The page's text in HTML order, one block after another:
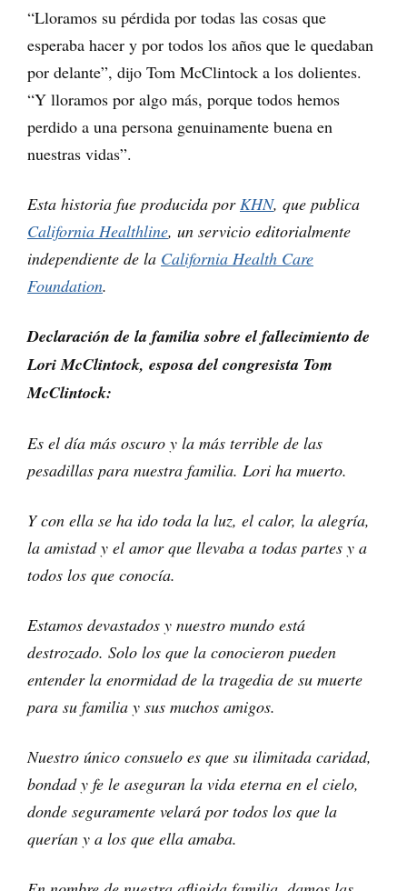
“Lloramos su pérdida por todas las cosas que
esperaba hacer y por todos los años que le quedaban
por delante”, dijo Tom McClintock a los dolientes.
“Y lloramos por algo más, porque todos hemos
perdido a una persona genuinamente buena en
nuestras vidas”.
Esta historia fue producida porKHN, que publica
California Healthline, un servicio editorialmente
independiente de la California Health Care
Foundation.
Declaración de la familia sobre el fallecimiento de
Lori McClintock, esposa del congresista Tom
McClintock:
Es el día más oscuro y la más terrible de las
pesadillas para nuestra familia. Lori ha muerto.
Y con ella se ha ido toda la luz, el calor, la alegría,
la amistad y el amor que llevaba a todas partes y a
todos los que conocía.
Estamos devastados y nuestro mundo está
destrozado. Solo los que la conocieron pueden
entender la enormidad de la tragedia de su muerte
para su familia y sus muchos amigos.
Nuestro único consuelo es que su ilimitada caridad,
bondad y fe le aseguran la vida eterna en el cielo,
donde seguramente velará por todos los que la
querían y a los que ella amaba.